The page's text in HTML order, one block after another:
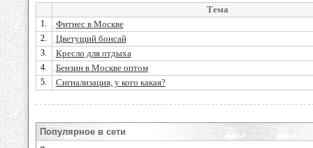
Тема
1. Фитнес в Москве
2. Цветущий бонсай
3. Кресло для отдыха
4. Бензин в Москве оптом
5. Сигнализация, у кого какая?
Популярное в сети